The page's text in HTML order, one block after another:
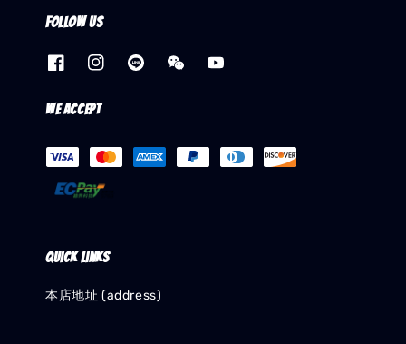
Follow us
We accept
Quick links
本店地址 (address)